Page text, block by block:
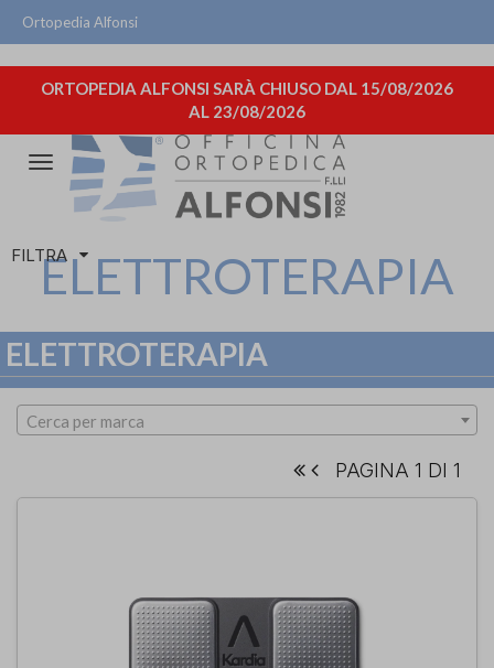
Ortopedia Alfonsi
ORTOPEDIA ALFONSI SARÀ CHIUSO DAL 15/08/2026
AL 23/08/2026
Attiva/disattiva
navigazione
FILTRAELETTROTERAPIA
ELETTROTERAPIA
Cerca per marca
PAGINA 1 DI 1